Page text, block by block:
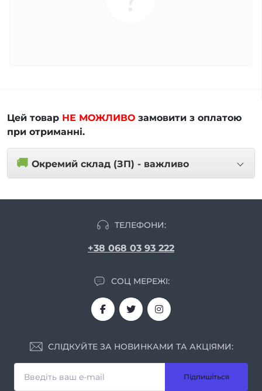
Цей товар НЕ МОЖЛИВО замовити з оплатою
при отриманні.
🚚 Окремий склад (ЗП) - важливо
ТЕЛЕФОНИ:
+38 068 03 93 222
СОЦ МЕРЕЖІ:
СЛІДКУЙТЕ ЗА НОВИНКАМИ ТА АКЦІЯМИ:
Підпишіться